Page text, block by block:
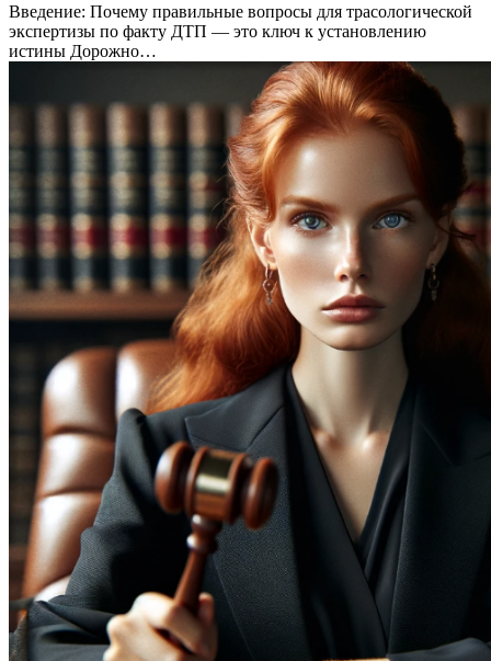
Введение: Почему правильные вопросы для трасологической
экспертизы по факту ДТП — это ключ к установлению
истины Дорожно…